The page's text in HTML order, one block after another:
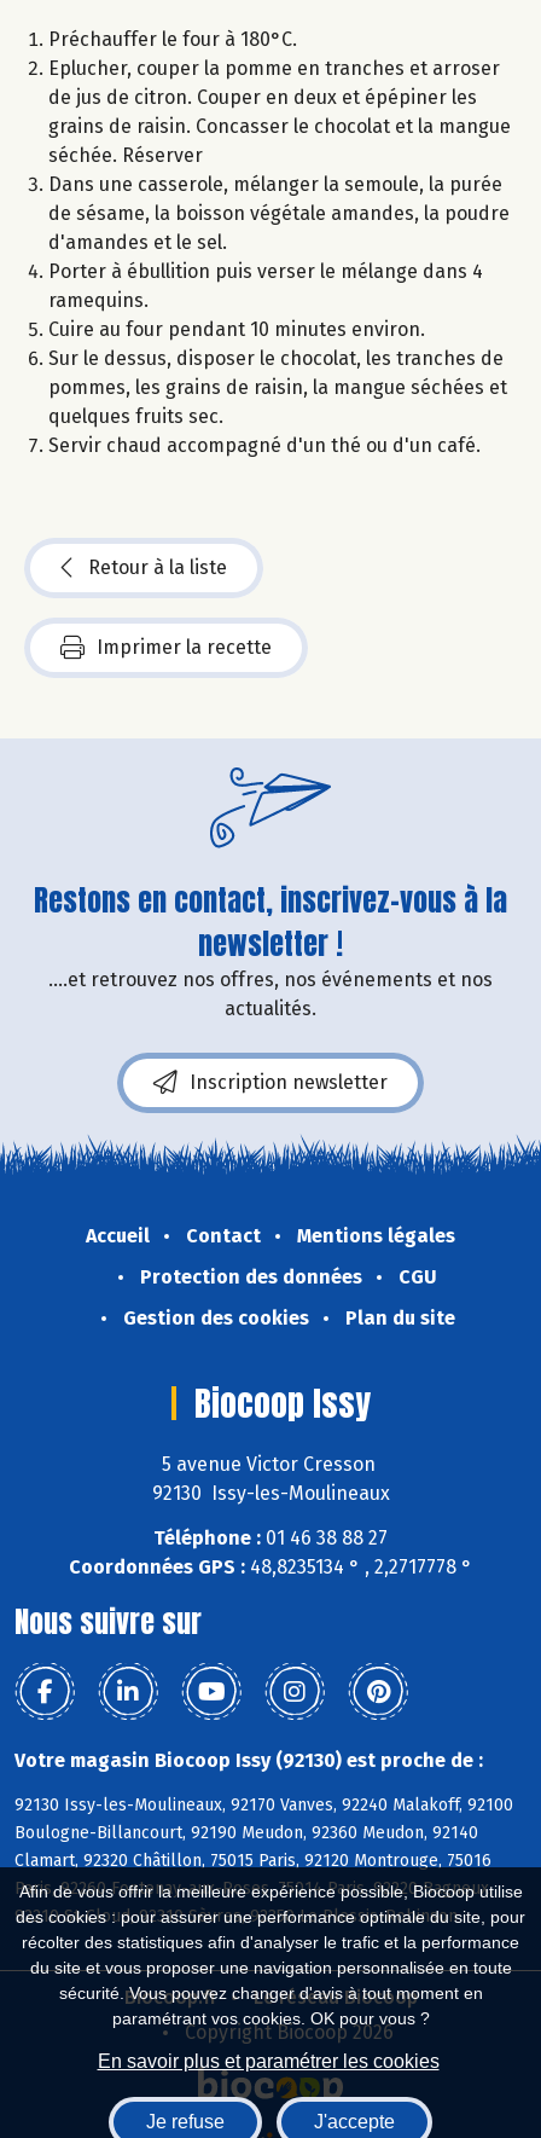
Afin de vous offrir la meilleure expérience possible, Biocoop utilise
des cookies : pour assurer une performance optimale du site, pour
récolter des statistiques afin d'analyser le trafic et la performance
du site et vous proposer une navigation personnalisée en toute
sécurité. Vous pouvez changer d'avis à tout moment en
paramétrant vos cookies. OK pour vous ?
En savoir plus et paramétrer les cookies
Je refuse J'accepte
Préchauffer le four à 180°C.
Eplucher, couper la pomme en tranches et arroser
de jus de citron. Couper en deux et épépiner les
grains de raisin. Concasser le chocolat et la mangue
séchée. Réserver
Dans une casserole, mélanger la semoule, la purée
de sésame, la boisson végétale amandes, la poudre
d'amandes et le sel.
Porter à ébullition puis verser le mélange dans 4
ramequins.
Cuire au four pendant 10 minutes environ.
Sur le dessus, disposer le chocolat, les tranches de
pommes, les grains de raisin, la mangue séchées et
quelques fruits sec.
Servir chaud accompagné d'un thé ou d'un café.
Retour à la liste
Imprimer la recette
Restons en contact, inscrivez-vous à la
newsletter !
....et retrouvez nos offres, nos événements et nos
actualités.
Inscription newsletter
Accueil Contact
Mentions légales
Protection des données
CGU
Gestion des cookies
Plan du site
Biocoop Issy
5 avenue Victor Cresson
92130 Issy-les-Moulineaux
Téléphone : 01 46 38 88 27
Coordonnées GPS : 48,8235134 ° , 2,2717778 °
Nous suivre sur
Votre magasin Biocoop Issy (92130) est proche de :
92130 Issy-les-Moulineaux, 92170 Vanves, 92240 Malakoff, 92100
Boulogne-Billancourt, 92190 Meudon, 92360 Meudon, 92140
Clamart, 92320 Châtillon, 75015 Paris, 92120 Montrouge, 75016
Paris, 92260 Fontenay-aux-Roses, 75014 Paris, 92220 Bagneux,
92210 St-Cloud, 92310 Sèvres, 92350 Le Plessis-Robinson
Biocoop.fr
Le réseau Biocoop
Copyright Biocoop 2026